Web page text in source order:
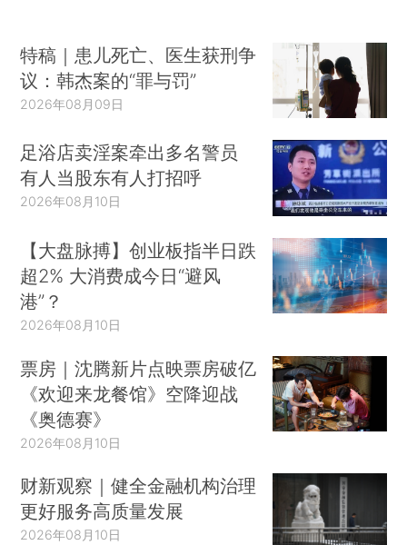
特稿｜患儿死亡、医生获刑争
议：韩杰案的“罪与罚”
2026年08月09日
足浴店卖淫案牵出多名警员
有人当股东有人打招呼
2026年08月10日
【大盘脉搏】创业板指半日跌
超2% 大消费成今日“避风
港”？
2026年08月10日
票房｜沈腾新片点映票房破亿
《欢迎来龙餐馆》空降迎战
《奥德赛》
2026年08月10日
财新观察｜健全金融机构治理
更好服务高质量发展
2026年08月10日